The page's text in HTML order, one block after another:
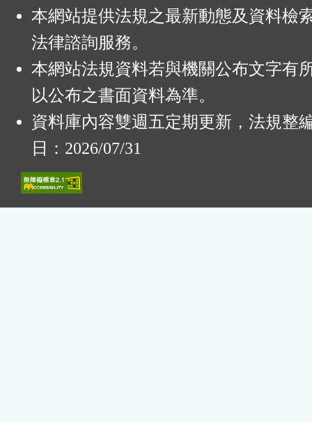
本網站提供法規之最新動態及資料檢
法律諮詢服務。
本網站法規資料若與機關公布文字有
以公布之書面資料為準。
資料庫內容雙週五定期更新，法規整
日：2026/07/31